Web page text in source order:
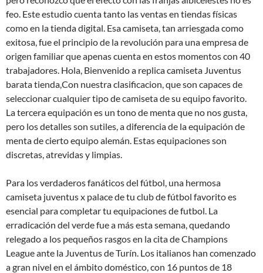
feo. Este estudio cuenta tanto las ventas en tiendas físicas
como en la tienda digital. Esa camiseta, tan arriesgada como
exitosa, fue el principio de la revolución para una empresa de
origen familiar que apenas cuenta en estos momentos con 40
trabajadores. Hola, Bienvenido a replica camiseta Juventus
barata tienda,Con nuestra clasificacion, que son capaces de
seleccionar cualquier tipo de camiseta de su equipo favorito.
La tercera equipación es un tono de menta que no nos gusta,
pero los detalles son sutiles, a diferencia de la equipación de
menta de cierto equipo alemán. Estas equipaciones son
discretas, atrevidas y limpias.
Para los verdaderos fanáticos del fútbol, una hermosa
camiseta juventus x palace de tu club de fútbol favorito es
esencial para completar tu equipaciones de futbol. La
erradicación del verde fue a más esta semana, quedando
relegado a los pequeños rasgos en la cita de Champions
League ante la Juventus de Turín. Los italianos han comenzado
a gran nivel en el ámbito doméstico, con 16 puntos de 18